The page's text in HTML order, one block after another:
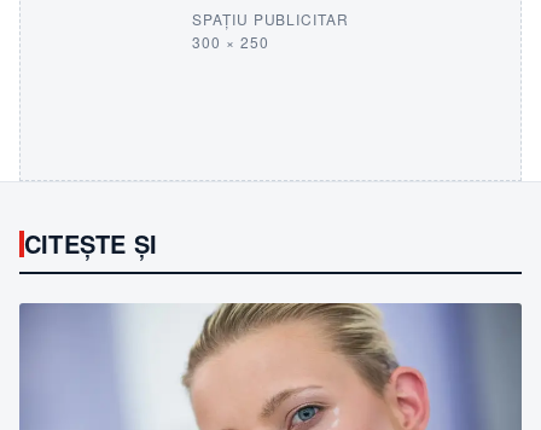
SPAȚIU PUBLICITAR
300 × 250
CITEȘTE ȘI